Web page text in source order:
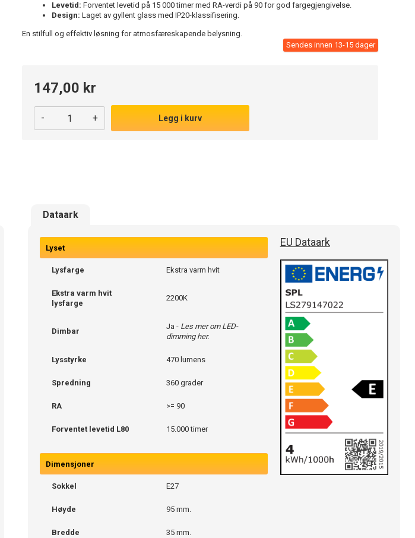
Levetid: Forventet levetid på 15 000 timer med RA-verdi på 90 for god fargegjengivelse.
Design: Laget av gyllent glass med IP20-klassifisering.
En stilfull og effektiv løsning for atmosfæreskapende belysning.
Sendes innen 13-15 dager
147,00 kr
- + Legg i kurv
Dataark
Lyset
Lysfarge Ekstra varm hvit
Ekstra varm hvit
lysfarge
2200K
Dimbar
Ja - Les mer om LED-
dimming her.
Lysstyrke 470 lumens
Spredning 360 grader
RA >= 90
Forventet levetid L80 15.000 timer
Dimensjoner
Sokkel E27
Høyde 95 mm.
Bredde 35 mm.
EU Dataark